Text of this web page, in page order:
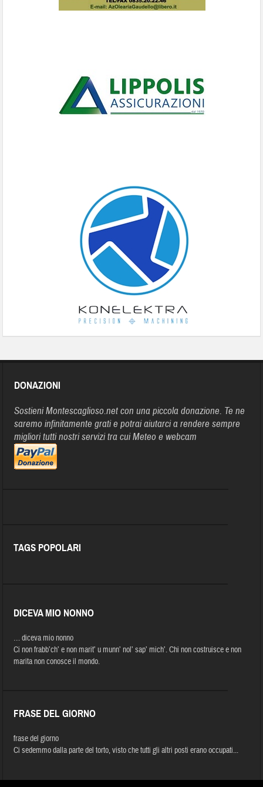
DONAZIONI
Sostieni Montescaglioso.net con una piccola donazione. Te ne
saremo infinitamente grati e potrai aiutarci a rendere sempre
migliori tutti nostri servizi tra cui Meteo e webcam
TAGS POPOLARI
DICEVA MIO NONNO
… diceva mio nonno
Ci non frabb’ch’ e non marit’ u munn’ nol’ sap’ mich’. Chi non costruisce e non
marita non conosce il mondo.
FRASE DEL GIORNO
frase del giorno
Ci sedemmo dalla parte del torto, visto che tutti gli altri posti erano occupati...